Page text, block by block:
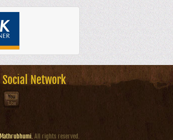
Social Network
Mathrubhumi. All rights reserved.